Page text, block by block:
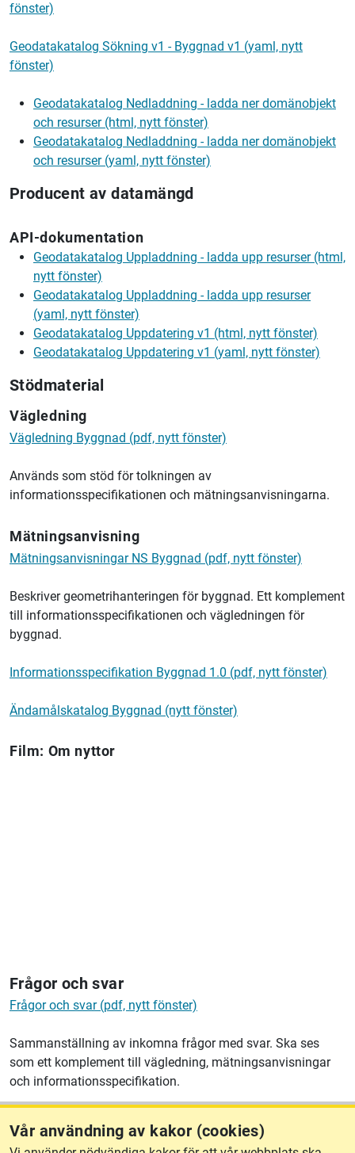
fönster)
Geodatakatalog Sökning v1 - Byggnad v1 (yaml, nytt
fönster)
Geodatakatalog Nedladdning - ladda ner domänobjekt
och resurser (html, nytt fönster)
Geodatakatalog Nedladdning - ladda ner domänobjekt
och resurser (yaml, nytt fönster)
Producent av datamängd
API-dokumentation
Geodatakatalog Uppladdning - ladda upp resurser (html,
nytt fönster)
Geodatakatalog Uppladdning - ladda upp resurser
(yaml, nytt fönster)
Geodatakatalog Uppdatering v1 (html, nytt fönster)
Geodatakatalog Uppdatering v1 (yaml, nytt fönster)
Stödmaterial
Vägledning
Vägledning Byggnad (pdf, nytt fönster)
Används som stöd för tolkningen av
informationsspecifikationen och mätningsanvisningarna.
Mätningsanvisning
Mätningsanvisningar NS Byggnad (pdf, nytt fönster)
Beskriver geometrihanteringen för byggnad. Ett komplement
till informationsspecifikationen och vägledningen för
byggnad.
Informationsspecifikation Byggnad 1.0 (pdf, nytt fönster)
Ändamålskatalog Byggnad (nytt fönster)
Film: Om nyttor
Frågor och svar
Frågor och svar (pdf, nytt fönster)
Sammanställning av inkomna frågor med svar. Ska ses
som ett komplement till vägledning, mätningsanvisningar
och informationsspecifikation.
Behöver du support?
Vår användning av kakor (cookies)